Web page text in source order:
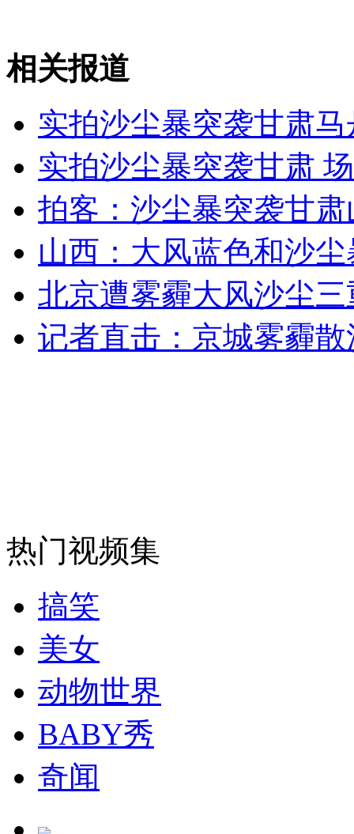
外交部：反对强权政治霸凌主义
外交部：有关国家言论片面不公正
安徽一实载49人客车翻车
纽约上演“枕头大战”
司机酒驾遇交警 急速倒车逃窜
相关报道
实拍沙尘暴突袭甘肃
实拍沙尘暴突袭甘肃
拍客：沙尘暴突袭甘
山西：大风蓝色和沙
北京遭雾霾大风沙尘
记者直击：京城雾霾
热门视频集
搞笑
美女
动物世界
BABY秀
奇闻